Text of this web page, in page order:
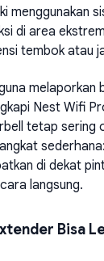
menggunakan
di area
tembok atau
melaporkan
Nest Wifi
tetap sering
di dekat
langsung.
Bisa